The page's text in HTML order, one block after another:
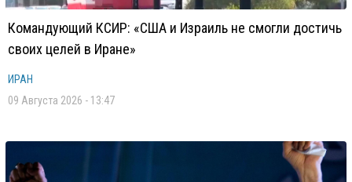
Командующий КСИР: «США и Израиль не смогли достичь
своих целей в Иране»
ИРАН
09 Августа 2026 - 13:47